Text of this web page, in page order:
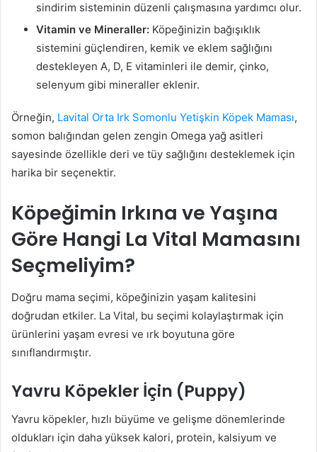
sindirim sisteminin düzenli çalışmasına yardımcı olur.
Vitamin ve Mineraller: Köpeğinizin bağışıklık
sistemini güçlendiren, kemik ve eklem sağlığını
destekleyen A, D, E vitaminleri ile demir, çinko,
selenyum gibi mineraller eklenir.
Örneğin, Lavital Orta Irk Somonlu Yetişkin Köpek Maması,
somon balığından gelen zengin Omega yağ asitleri
sayesinde özellikle deri ve tüy sağlığını desteklemek için
harika bir seçenektir.
Köpeğimin Irkına ve Yaşına
Göre Hangi La Vital Mamasını
Seçmeliyim?
Doğru mama seçimi, köpeğinizin yaşam kalitesini
doğrudan etkiler. La Vital, bu seçimi kolaylaştırmak için
ürünlerini yaşam evresi ve ırk boyutuna göre
sınıflandırmıştır.
Yavru Köpekler İçin (Puppy)
Yavru köpekler, hızlı büyüme ve gelişme dönemlerinde
oldukları için daha yüksek kalori, protein, kalsiyum ve